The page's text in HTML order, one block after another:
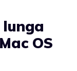
OS